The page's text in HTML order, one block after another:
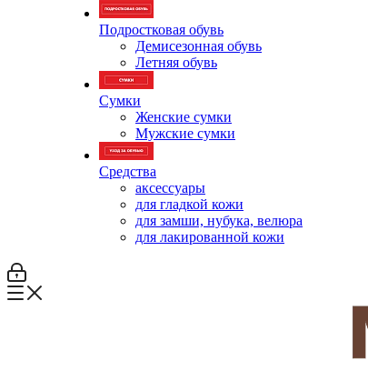
Подростковая обувь
Демисезонная обувь
Летняя обувь
Сумки
Женские сумки
Мужские сумки
Средства
аксессуары
для гладкой кожи
для замши, нубука, велюра
для лакированной кожи